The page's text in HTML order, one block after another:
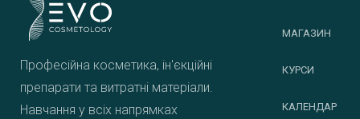
Професійна косметика, ін'єкційні
препарати та витратні матеріали.
Навчання у всіх напрямках
МАГАЗИН
КУРСИ
КАЛЕНДАР